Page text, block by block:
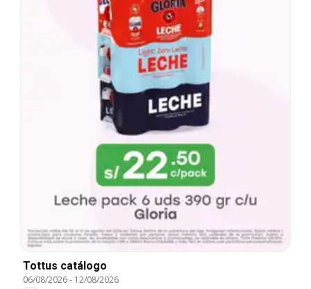
Tottus catálogo
06/08/2026- 12/08/2026